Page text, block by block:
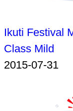
Ikuti Festival
Class Mild
2015-07-31